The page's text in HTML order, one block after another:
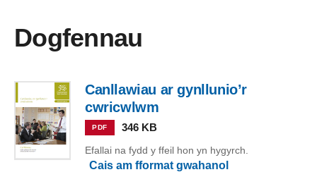
Dogfennau
Canllawiau ar gynllunio’r
cwricwlwm
PDF 346 KB
Efallai na fydd y ffeil hon yn hygyrch.
Cais am fformat gwahanol